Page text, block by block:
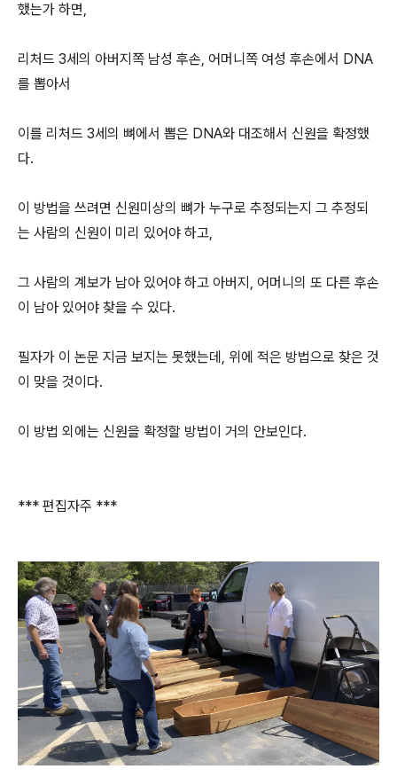
했는가 하면,
리처드 3세의 아버지쪽 남성 후손, 어머니쪽 여성 후손에서 DNA
를 뽑아서
이를 리처드 3세의 뼈에서 뽑은 DNA와 대조해서 신원을 확정했
다.
이 방법을 쓰려면 신원미상의 뼈가 누구로 추정되는지 그 추정되
는 사람의 신원이 미리 있어야 하고,
그 사람의 계보가 남아 있어야 하고 아버지, 어머니의 또 다른 후손
이 남아 있어야 찾을 수 있다.
필자가 이 논문 지금 보지는 못했는데, 위에 적은 방법으로 찾은 것
이 맞을 것이다.
이 방법 외에는 신원을 확정할 방법이 거의 안보인다.
*** 편집자주 ***